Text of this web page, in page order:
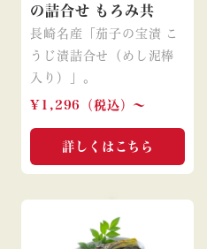
の詰合せ もろみ共
長崎名産「茄子の宝漬 こ
うじ漬詰合せ（めし泥棒
入り）」。
¥1,296（税込）〜
詳しくはこちら